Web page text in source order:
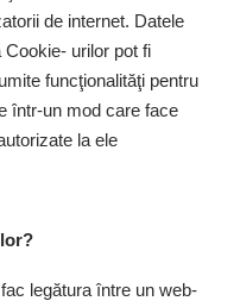
de internet. Datele
urilor pot fi
funcţionalităţi pentru
într-un mod care face
la ele
legătura între un web-